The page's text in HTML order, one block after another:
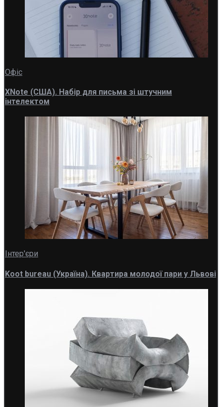
Офіс
XNote (США). Набір для письма зі штучним
інтелектом
Інтер'єри
Koot bureau (Україна). Квартира молодої пари у Львові